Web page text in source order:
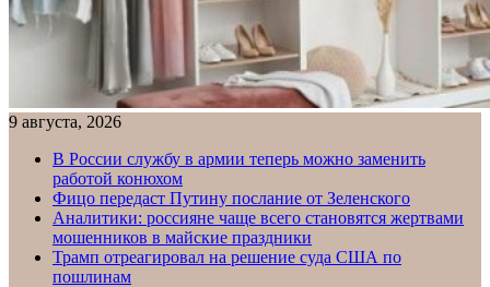
9 августа, 2026
В России службу в армии теперь можно заменить
работой конюхом
Фицо передаст Путину послание от Зеленского
Аналитики: россияне чаще всего становятся жертвами
мошенников в майские праздники
Трамп отреагировал на решение суда США по
пошлинам